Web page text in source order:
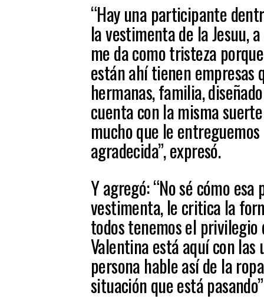
“Hay una participante
la vestimenta de la Jesuu,
me da como tristeza
están ahí tienen empresas
hermanas, familia,
cuenta con la misma
mucho que le
agradecida”, expresó.
Y agregó: “No sé cómo
vestimenta, le critica la
todos tenemos el
Valentina está aquí con
persona hable así de la
situación que está